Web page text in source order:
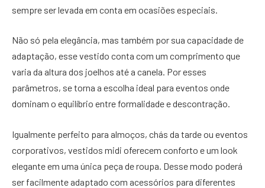
sempre ser levada em conta em ocasiões especiais.
Não só pela elegância, mas também por sua capacidade de
adaptação, esse vestido conta com um comprimento que
varia da altura dos joelhos até a canela. Por esses
parâmetros, se torna a escolha ideal para eventos onde
dominam o equilíbrio entre formalidade e descontração.
Igualmente perfeito para almoços, chás da tarde ou eventos
corporativos, vestidos midi oferecem conforto e um look
elegante em uma única peça de roupa. Desse modo poderá
ser facilmente adaptado com acessórios para diferentes